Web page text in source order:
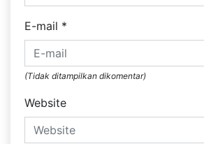
E-mail *
(Tidak ditampilkan dikomentar)
Website